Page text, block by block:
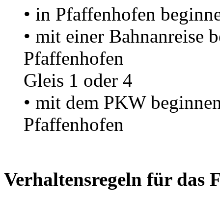
• in Pfaffenhofen
• mit einer Bahnanreise
Pfaffenhofen
Gleis 1 oder 4
• mit dem PKW
Pfaffenhofen
Verhaltensregeln für das